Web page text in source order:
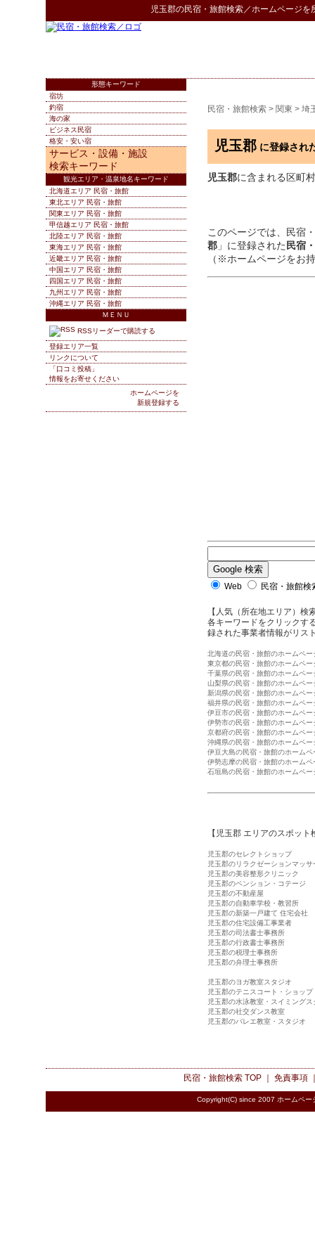
児玉郡の民宿・旅館検索／ホームページを
民宿・旅館検索 > 関東 > 埼
児玉郡 に登録され
児玉郡に含まれる区町
このページでは、民宿
郡 」に登録された 民宿
（※ホームページをお
Web 民宿・旅館検
【人気（所在地エリア）検
各キーワードをクリックす
録された事業者情報がリス
北海道の民宿・旅館のホームペー
東京都の民宿・旅館のホームペー
千葉県の民宿・旅館のホームペー
山梨県の民宿・旅館のホームペー
新潟県の民宿・旅館のホームペー
福井県の民宿・旅館のホームペー
伊豆市の民宿・旅館のホームペー
伊勢市の民宿・旅館のホームペー
京都府の民宿・旅館のホームペー
沖縄県の民宿・旅館のホームペー
伊豆大島の民宿・旅館のホームペ
伊勢志摩の民宿・旅館のホームペ
石垣島の民宿・旅館のホームペー
【児玉郡 エリアのスポット
児玉郡のセレクトショップ
児玉郡のリラクゼーションマッサ
児玉郡の美容整形クリニック
児玉郡のペンション・コテージ
児玉郡の不動産屋
児玉郡の自動車学校・教習所
児玉郡の新築一戸建て 住宅会社
児玉郡の住宅設備工事業者
児玉郡の司法書士事務所
児玉郡の行政書士事務所
児玉郡の税理士事務所
児玉郡の弁理士事務所
児玉郡のヨガ教室スタジオ
児玉郡のテニスコート・ショップ
児玉郡の水泳教室・スイミングス
児玉郡の社交ダンス教室
児玉郡のバレエ教室・スタジオ
形態キーワード
宿坊
釣宿
海の家
ビジネス民宿
格安・安い宿
サービス・設備・施設
検索キーワード
観光エリア・温泉地名キーワード
北海道エリア 民宿・旅館
東北エリア 民宿・旅館
関東エリア 民宿・旅館
甲信越エリア 民宿・旅館
北陸エリア 民宿・旅館
東海エリア 民宿・旅館
近畿エリア 民宿・旅館
中国エリア 民宿・旅館
四国エリア 民宿・旅館
九州エリア 民宿・旅館
沖縄エリア 民宿・旅館
ＭＥＮＵ
RSSリーダーで購読する
登録エリア一覧
リンクについて
「口コミ投稿」
情報をお寄せください
ホームページを
新規登録する
民宿・旅館検索TOP ｜ 免責事項
Copyright(C) since 2007 ホームペー